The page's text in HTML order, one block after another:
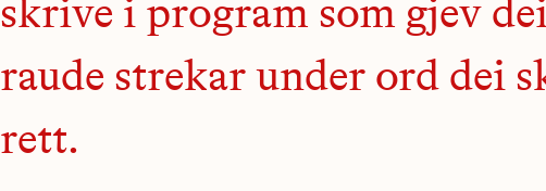
skrive i program som gjev
raude strekar under ord dei
rett.